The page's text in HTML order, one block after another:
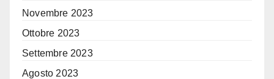
Novembre 2023
Ottobre 2023
Settembre 2023
Agosto 2023